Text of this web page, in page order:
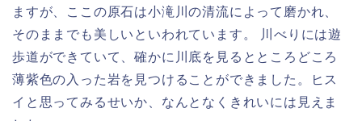
ますが、ここの原石は小滝川の清流によって磨かれ、
そのままでも美しいといわれています。 川べりには遊
歩道ができていて、確かに川底を見るとところどころ
薄紫色の入った岩を見つけることができました。ヒス
イと思ってみるせいか、なんとなくきれいには見えま